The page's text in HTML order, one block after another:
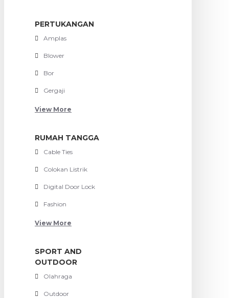
PERTUKANGAN
Amplas
Blower
Bor
Gergaji
View More
RUMAH TANGGA
Cable Ties
Colokan Listrik
Digital Door Lock
Fashion
View More
SPORT AND
OUTDOOR
Olahraga
Outdoor